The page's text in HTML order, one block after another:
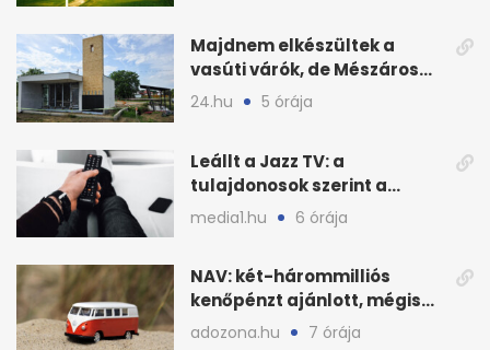
Majdnem elkészültek a
vasúti várók, de Mészáros
bizalmasa leromboltatja
24.hu 5 órája
Leállt a Jazz TV: a
tulajdonosok szerint a
finanszírozás vitte padlóra
media1.hu 6 órája
NAV: két-hárommilliós
kenőpénzt ajánlott, mégis
lefoglalták a hamis árut
adozona.hu 7 órája